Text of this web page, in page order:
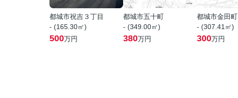
都城市祝吉３丁目
- (165.30㎡)
500万円
都城市五十町
- (349.00㎡)
380万円
都城市金田町
- (307.41㎡)
300万円